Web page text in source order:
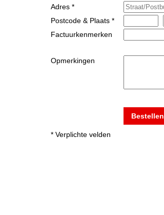
Adres *
Postcode & Plaats *
Factuurkenmerken
Opmerkingen
Bestellen
* Verplichte velden